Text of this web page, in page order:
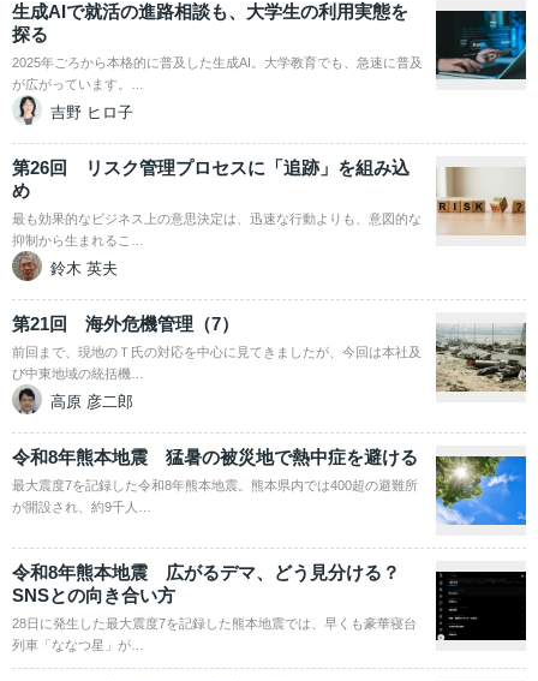
生成AIで就活の進路相談も、大学生の利用実態を
探る
2025年ごろから本格的に普及した生成AI。大学教育でも、急速に普及
が広がっています。…
吉野 ヒロ子
第26回 リスク管理プロセスに「追跡」を組み込
め
最も効果的なビジネス上の意思決定は、迅速な行動よりも、意図的な
抑制から生まれるこ…
鈴木 英夫
第21回 海外危機管理（7）
前回まで、現地のＴ氏の対応を中心に見てきましたが、今回は本社及
び中東地域の統括機…
高原 彦二郎
令和8年熊本地震 猛暑の被災地で熱中症を避ける
最大震度7を記録した令和8年熊本地震。熊本県内では400超の避難所
が開設され、約9千人…
令和8年熊本地震 広がるデマ、どう見分ける？
SNSとの向き合い方
28日に発生した最大震度7を記録した熊本地震では、早くも豪華寝台
列車「ななつ星」が…